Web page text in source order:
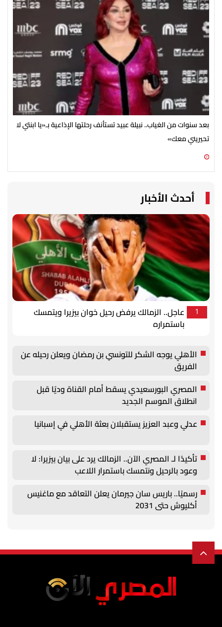
بعد سنوات من الغياب.. نبيلة عبيد تستأنف رحلتها الإذاعية بـ«يا ابنتي لا
تحيريني معك»
أحدث الأخبار
1
عاجل.. الزمالك يرفض رحيل خوان بيزيرا ويتمسك
باستمراره
الأهلي يوجه الشكر للتونسي بن رمضان ويعلن رحيله عن
الفريق
المصري البورسعيدي يسقط أمام القناة وديًا قبل
انطلاق الموسم الجديد
عدلي وعبد العزيز يستقبلان بعثة الأهلي في إسبانيا
تأكيدًا لـ المصري الآن.. الزمالك يرد على بيان بيزيرا: لا
وعود بالرحيل ونتمسك باستمرار اللاعب
رسميًا.. باريس سان جيرمان يعلن التعاقد مع ماغنيس
أكليوش حتى 2031